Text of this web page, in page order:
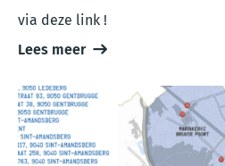
via deze link !
Lees meer